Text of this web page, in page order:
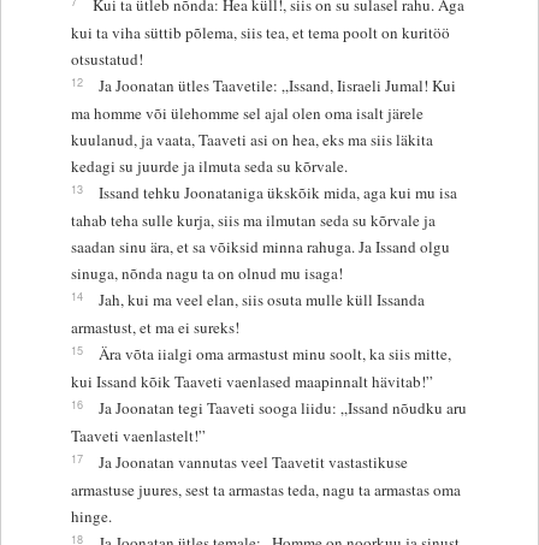
kui ta viha süttib põlema, siis tea, et tema poolt on kuritöö
otsustatud!
12
Ja Joonatan ütles Taavetile: „Issand, Iisraeli Jumal! Kui
ma homme või ülehomme sel ajal olen oma isalt järele
kuulanud, ja vaata, Taaveti asi on hea, eks ma siis läkita
kedagi su juurde ja ilmuta seda su kõrvale.
13
Issand tehku Joonataniga ükskõik mida, aga kui mu isa
tahab teha sulle kurja, siis ma ilmutan seda su kõrvale ja
saadan sinu ära, et sa võiksid minna rahuga. Ja Issand olgu
sinuga, nõnda nagu ta on olnud mu isaga!
14
Jah, kui ma veel elan, siis osuta mulle küll Issanda
armastust, et ma ei sureks!
15
Ära võta iialgi oma armastust minu soolt, ka siis mitte,
kui Issand kõik Taaveti vaenlased maapinnalt hävitab!”
16
Ja Joonatan tegi Taaveti sooga liidu: „Issand nõudku aru
Taaveti vaenlastelt!”
17
Ja Joonatan vannutas veel Taavetit vastastikuse
armastuse juures, sest ta armastas teda, nagu ta armastas oma
hinge.
18